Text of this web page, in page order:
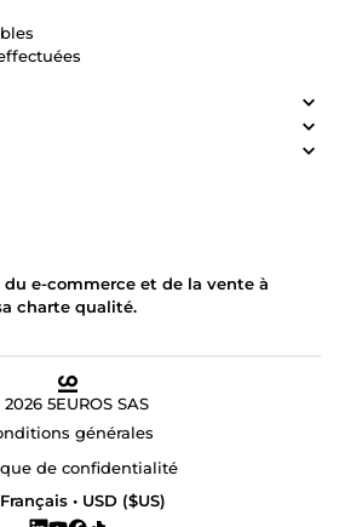
du e-commerce et de la vente à
charte qualité.
5EUROS SAS
générales
de confidentialité
Français • USD ($US)